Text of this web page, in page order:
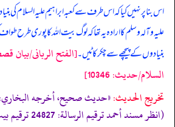
اس بنا پر نہیں کیا کہ اس طرف سے کعبہ ابراہیم علیہ السلام کی
علیہ وآلہ وسلم کا ارادہ یہ تھا کہ لوگ بیت اللہ کا پوری طرح
بنیادوں کے پیچھے سے چکر کاٹیں۔[الفتح الربانی/بيان
السلام/حدیث: 10346]
تخریج الحدیث:
(انظر مسند أحمد ترقيم الرسالة: 24827 ترقیم بيت الأفكار الدولية: 25338»